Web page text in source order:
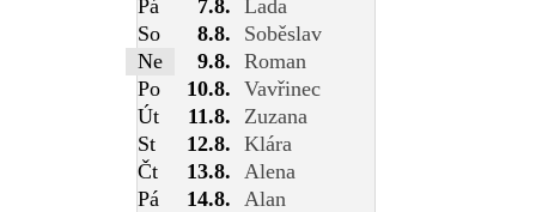
Pá
7.8. Lada
So
8.8.
Soběslav
Ne
9.8. Roman
Po
10.8. Vavřinec
Út
11.8.
Zuzana
St
12.8. Klára
Čt
13.8.
Alena
Pá
14.8.
Alan